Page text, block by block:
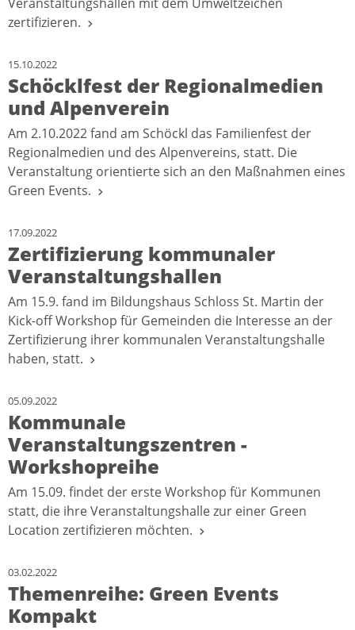
zertifizieren.
15.10.2022
Schöcklfest der Regionalmedien
und Alpenverein
Am 2.10.2022 fand am Schöckl das Familienfest der
Regionalmedien und des Alpenvereins, statt. Die
Veranstaltung orientierte sich an den Maßnahmen eines
Green Events.
17.09.2022
Zertifizierung kommunaler
Veranstaltungshallen
Am 15.9. fand im Bildungshaus Schloss St. Martin der
Kick-off Workshop für Gemeinden die Interesse an der
Zertifizierung ihrer kommunalen Veranstaltungshalle
haben, statt.
05.09.2022
Kommunale
Veranstaltungszentren -
Workshopreihe
Am 15.09. findet der erste Workshop für Kommunen
statt, die ihre Veranstaltungshalle zur einer Green
Location zertifizieren möchten.
03.02.2022
Themenreihe: Green Events
Kompakt